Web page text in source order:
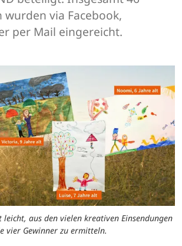
wurden via Facebook,
per Mail eingereicht.
leicht, aus den vielen kreativen Einsendungen
vier Gewinner zu ermitteln.